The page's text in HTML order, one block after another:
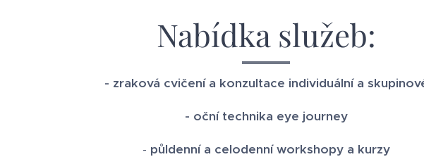
Nabídka služeb:
- zraková cvičení a konzultace individuální a
- oční technika eye journey
- půldenní a celodenní workshopy a kurzy